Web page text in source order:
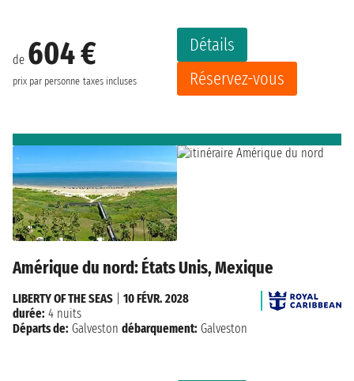
de 604 €
prix par personne taxes incluses
Détails
Réservez-vous
Amérique du nord: États Unis, Mexique
LIBERTY OF THE SEAS
10 FÉVR. 2028
durée: 4 nuits
Départs de: Galveston débarquement: Galveston